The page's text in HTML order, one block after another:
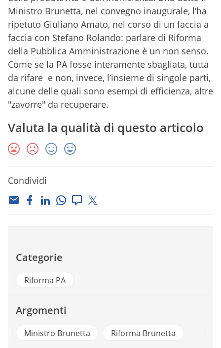
Ministro Brunetta, nel convegno inaugurale, l’ha
ripetuto Giuliano Amato, nel corso di un faccia a
faccia con Stefano Rolando: parlare di Riforma
della Pubblica Amministrazione è un non senso.
Come se la PA fosse interamente sbagliata, tutta
da rifare e non, invece, l’insieme di singole parti,
alcune delle quali sono esempi di efficienza, altre
"zavorre" da recuperare.
Valuta la qualità di questo articolo
Condividi
Categorie
Riforma PA
Argomenti
Ministro Brunetta Riforma Brunetta